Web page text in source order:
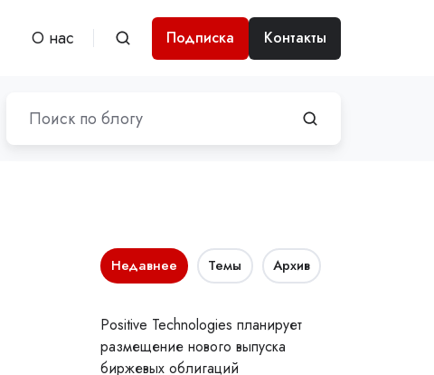
О нас Подписка Контакты
Недавнее Темы Архив
Positive Technologies планирует
размещение нового выпуска
биржевых облигаций